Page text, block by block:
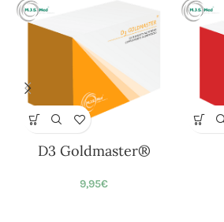
D3 Goldmaster®
9,95€